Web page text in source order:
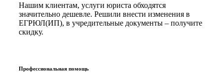
Нашим клиентам, услуги юриста обходятся
значительно дешевле. Решили внести изменения в
ЕГРЮЛ(ИП), в учредительные документы – получите
скидку.
Профессиональная помощь